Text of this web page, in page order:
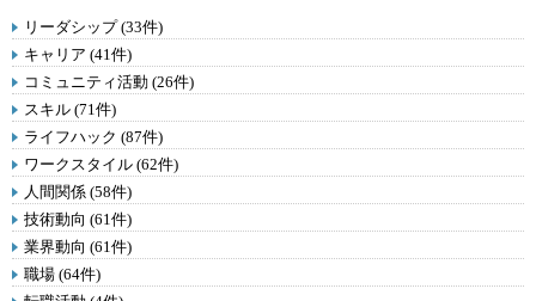
リーダシップ (33件)
キャリア (41件)
コミュニティ活動 (26件)
スキル (71件)
ライフハック (87件)
ワークスタイル (62件)
人間関係 (58件)
技術動向 (61件)
業界動向 (61件)
職場 (64件)